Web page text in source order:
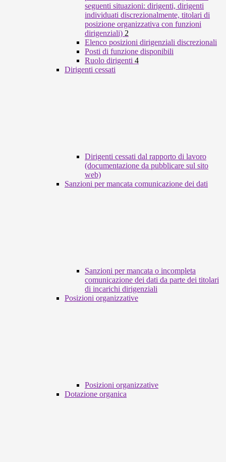
seguenti situazioni: dirigenti, dirigenti
individuati discrezionalmente, titolari di
posizione organizzativa con funzioni
dirigenziali) 2
Elenco posizioni dirigenziali discrezionali
Posti di funzione disponibili
Ruolo dirigenti 4
Dirigenti cessati
Dirigenti cessati dal rapporto di lavoro
(documentazione da pubblicare sul sito
web)
Sanzioni per mancata comunicazione dei dati
Sanzioni per mancata o incompleta
comunicazione dei dati da parte dei titolari
di incarichi dirigenziali
Posizioni organizzative
Posizioni organizzative
Dotazione organica